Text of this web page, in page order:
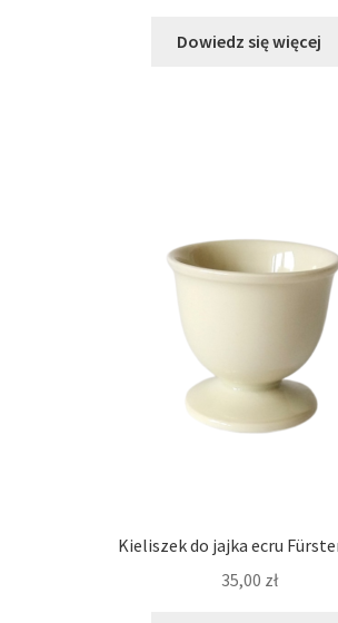
Dowiedz się więcej
Kieliszek do jajka ecru
35,00 zł